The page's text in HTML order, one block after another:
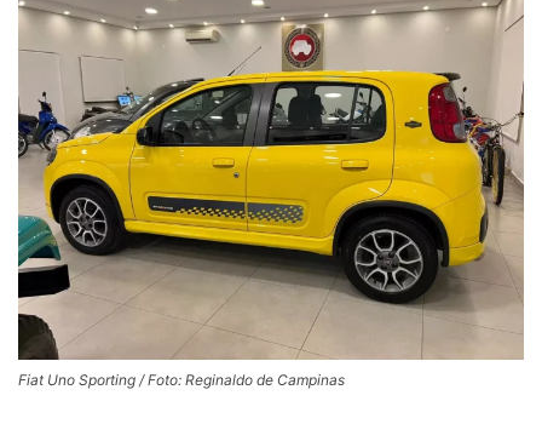
Fiat Uno Sporting / Foto: Reginaldo de Campinas